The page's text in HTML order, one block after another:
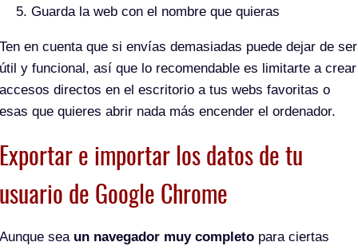
Guarda la web con el nombre que quieras
Ten en cuenta que si envías demasiadas puede dejar de ser
útil y funcional, así que lo recomendable es limitarte a crear
accesos directos en el escritorio a tus webs favoritas o
esas que quieres abrir nada más encender el ordenador.
Exportar e importar los datos de tu
usuario de Google Chrome
Aunque sea un navegador muy completo para ciertas